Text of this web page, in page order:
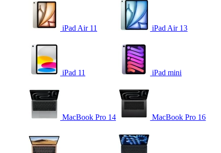
iPad Air 11 iPad Air 13
iPad 11 iPad mini
MacBook Pro 14 MacBook Pro 16